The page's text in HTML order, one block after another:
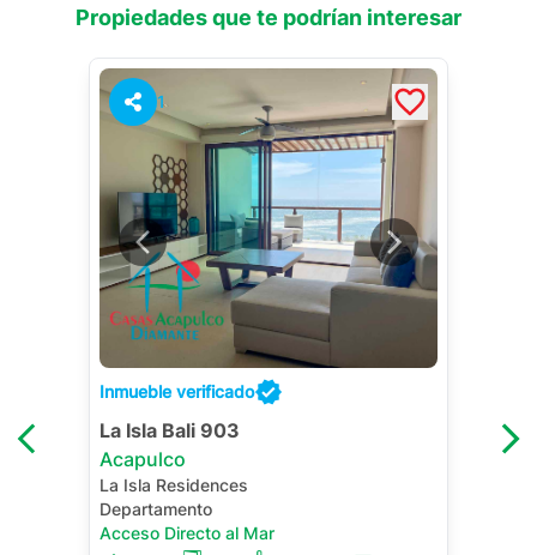
Propiedades que te podrían interesar
1
Inmueble verificado
La Isla Bali 903
Acapulco
La Isla Residences
Departamento
Acceso Directo al Mar